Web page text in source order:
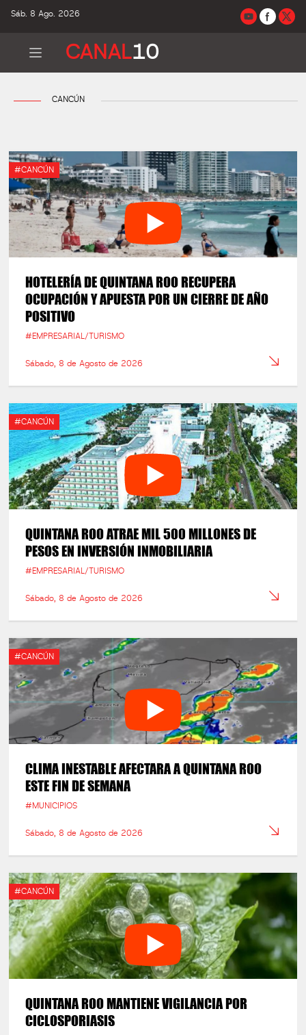
Sáb. 8 Ago. 2026
CANAL10
CANCÚN
#CANCÚN
HOTELERÍA DE QUINTANA ROO RECUPERA
OCUPACIÓN Y APUESTA POR UN CIERRE DE AÑO
POSITIVO
#EMPRESARIAL/TURISMO
Sábado, 8 de Agosto de 2026
#CANCÚN
QUINTANA ROO ATRAE MIL 500 MILLONES DE
PESOS EN INVERSIÓN INMOBILIARIA
#EMPRESARIAL/TURISMO
Sábado, 8 de Agosto de 2026
#CANCÚN
CLIMA INESTABLE AFECTARA A QUINTANA ROO
ESTE FIN DE SEMANA
#MUNICIPIOS
Sábado, 8 de Agosto de 2026
#CANCÚN
QUINTANA ROO MANTIENE VIGILANCIA POR
CICLOSPORIASIS